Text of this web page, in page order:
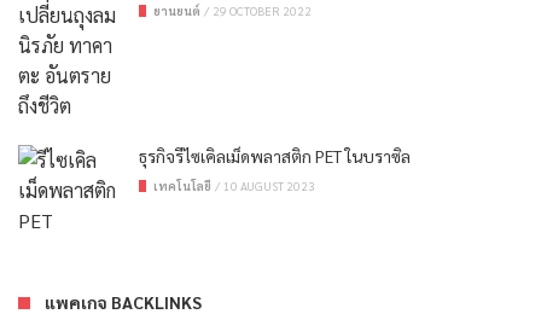
ยานยนต์ / 29 OCTOBER 2022
ธุรกิจรีไซเคิลเม็ดพลาสติก PET ในบราซิล
เทคโนโลยี / 10 AUGUST 2023
แพคเกจ BACKLINKS